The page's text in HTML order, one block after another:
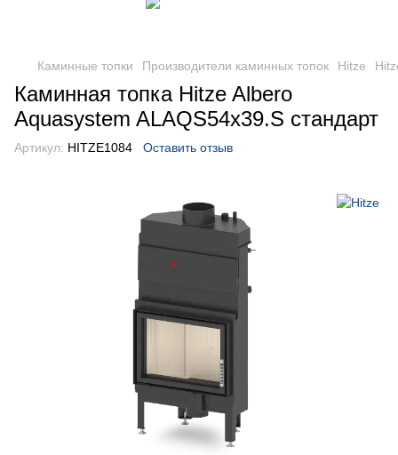
Каминные топки Производители каминных топок Hitze
Каминная топка Hitze Albero
Aquasystem ALAQS54x39.S стандарт
Артикул: HITZE1084 Оставить отзыв